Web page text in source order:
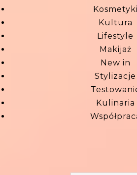
Kosmetyki
Kultura
Lifestyle
Makijaż
New in
Stylizacje
Kulinaria